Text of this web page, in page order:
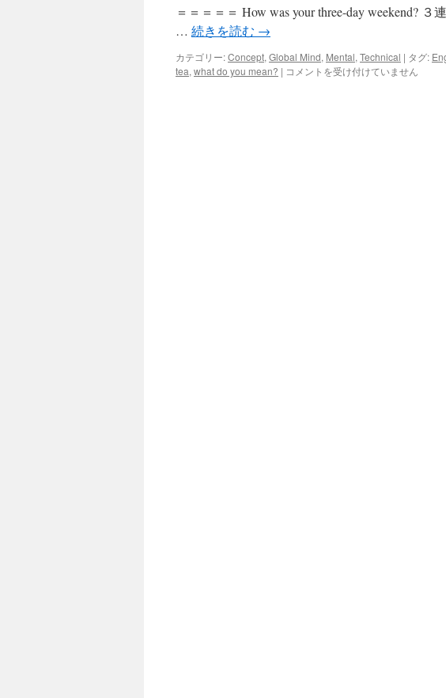
＝＝＝＝＝ How was your three-day weekend?
… 続きを読む →
カテゴリー:Concept, Global Mind, Mental, Technical | タグ:
tea, what do you mean? | My
コメントを受け付けていません